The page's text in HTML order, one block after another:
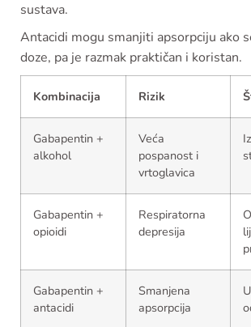
sustava.
Antacidi mogu smanjiti apsorpciju ako
doze, pa je razmak praktičan i koristan.
Kombinacija Rizik
Gabapentin +
alkohol
Veća
pospanost i
vrtoglavica
Gabapentin +
opioidi
Respiratorna
depresija
Gabapentin +
antacidi
Smanjena
apsorpcija